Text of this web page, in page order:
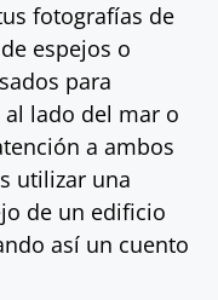
fotografías de
espejos o
para
lado del mar o
a ambos
utilizar una
de un edificio
así un cuento